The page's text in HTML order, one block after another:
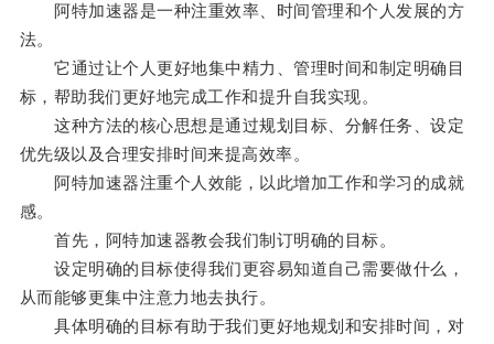
阿特加速器是一种注重效率、时间管理和个人发展的方
法。
它通过让个人更好地集中精力、管理时间和制定明确目
标，帮助我们更好地完成工作和提升自我实现。
这种方法的核心思想是通过规划目标、分解任务、设定
优先级以及合理安排时间来提高效率。
阿特加速器注重个人效能，以此增加工作和学习的成就
感。
首先，阿特加速器教会我们制订明确的目标。
设定明确的目标使得我们更容易知道自己需要做什么，
从而能够更集中注意力地去执行。
具体明确的目标有助于我们更好地规划和安排时间，对